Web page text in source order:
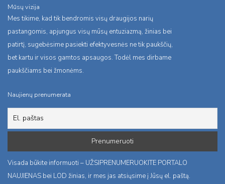
Mūsų vizija
Mes tikime, kad tik bendromis visų draugijos narių
pastangomis, apjungus visų mūsų entuziazmą, žinias bei
patirtį, sugebėsime pasiekti efektyvesnės ne tik paukščių,
bet kartu ir visos gamtos apsaugos. Todėl mes dirbame
paukščiams bei žmonėms.
Naujienų prenumerata
Visada būkite informuoti – UŽSIPRENUMERUOKITE PORTALO
NAUJIENAS bei LOD žinias, ir mes jas atsiųsime į Jūsų el. paštą.